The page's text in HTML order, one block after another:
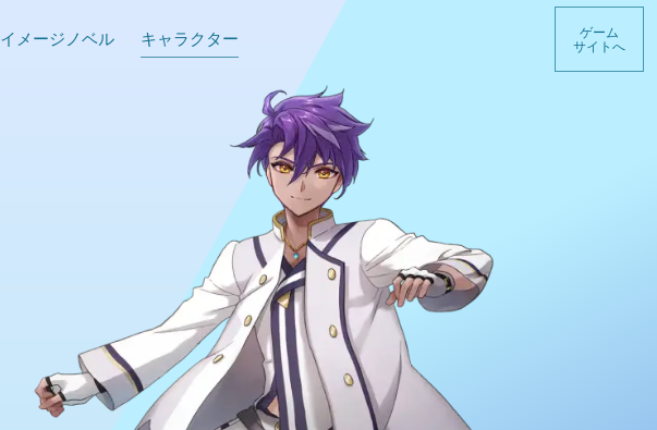
イメージノベル キャラクター
ゲーム
サイトへ